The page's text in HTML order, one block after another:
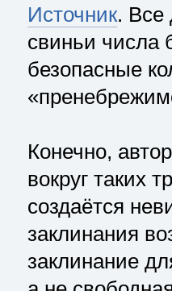
Источник. Все
свиньи числа
безопасные
Конечно,
вокруг таких
создаётся
заклинания
заклинание